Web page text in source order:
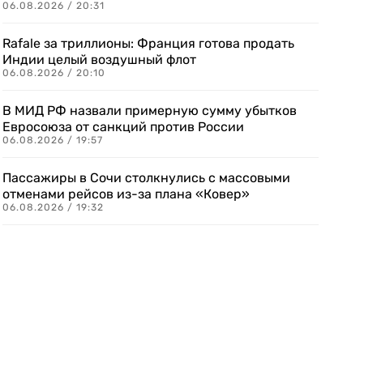
06.08.2026 / 20:31
Rafale за триллионы: Франция готова продать
Индии целый воздушный флот
06.08.2026 / 20:10
В МИД РФ назвали примерную сумму убытков
Евросоюза от санкций против России
06.08.2026 / 19:57
Пассажиры в Сочи столкнулись с массовыми
отменами рейсов из-за плана «Ковер»
06.08.2026 / 19:32